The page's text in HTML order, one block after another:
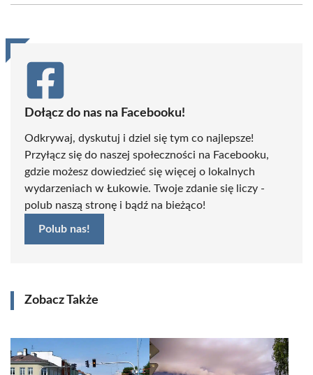
(Twitter)
Dołącz do nas na Facebooku!
Odkrywaj, dyskutuj i dziel się tym co najlepsze!
Przyłącz się do naszej społeczności na Facebooku,
gdzie możesz dowiedzieć się więcej o lokalnych
wydarzeniach w Łukowie. Twoje zdanie się liczy -
polub naszą stronę i bądź na bieżąco!
Polub nas!
Zobacz Także